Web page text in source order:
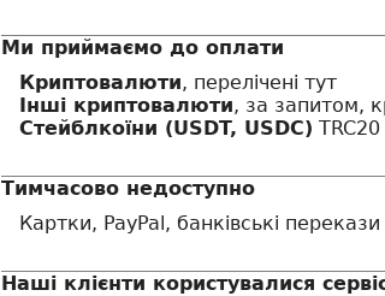
Ми приймаємо до оплати
Криптовалюти, переліченітут
Інші криптовалюти, за запитом,
Стейблкоїни (USDT, USDC)
Тимчасово недоступно
Картки, PayPal, банківські перекази
Наші клієнти користувалися